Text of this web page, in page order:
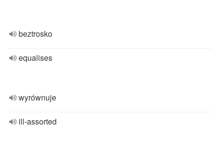
beztrosko
equalises
wyrównuje
ill-assorted